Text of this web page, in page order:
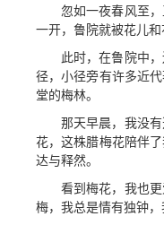
忽如一夜春风至
一开，鲁院就被花儿
此时，在鲁院中
径，小径旁有许多近
堂的梅林。
那天早晨，我没
花，这株腊梅花陪伴
达与释然。
看到梅花，我也
梅，我总是情有独钟